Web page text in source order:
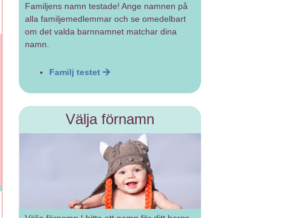
Familjens namn testade! Ange namnen på
alla familjemedlemmar och se omedelbart
om det valda barnnamnet matchar dina
namn.
Familj testet
Välja förnamn